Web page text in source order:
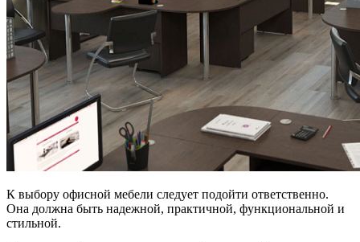
К выбору офисной мебели следует подойти ответственно.
Она должна быть надежной, практичной, функциональной и
стильной.